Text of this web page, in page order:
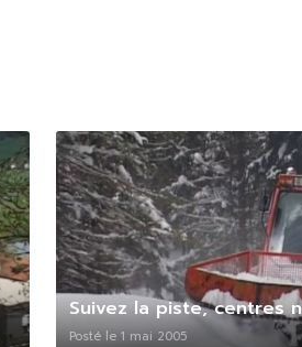
Suivez la piste, centres
Posté le 1 mai 2005